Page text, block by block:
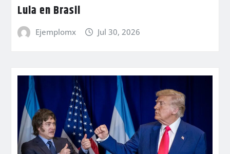
Lula en Brasil
Ejemplomx Jul 30, 2026